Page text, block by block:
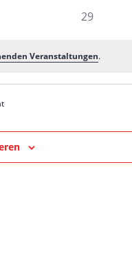
0
29
Veranstaltungen.